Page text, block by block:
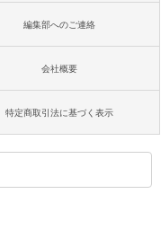
編集部へのご連絡
会社概要
特定商取引法に基づく表示